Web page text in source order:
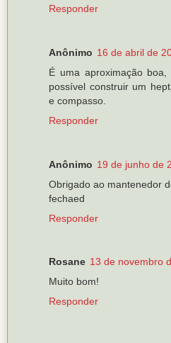
Responder
Anônimo 16 de abril de
É uma aproximação
possível construir um
e compasso.
Responder
Anônimo 19 de junho de
Obrigado ao mantenedor
fechaed
Responder
Rosane 13 de novembro
Muito bom!
Responder